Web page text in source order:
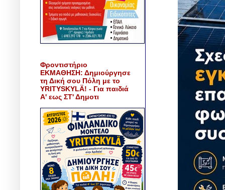
Φροντιστήριο
ΕΚΜΑΘΗΣΗ: Δημιούργησε
τη Δική σου Πόλη με το
YRITYSKYLÄ! - Για παιδιά
Α' εως ΣΤ' Δημοτι